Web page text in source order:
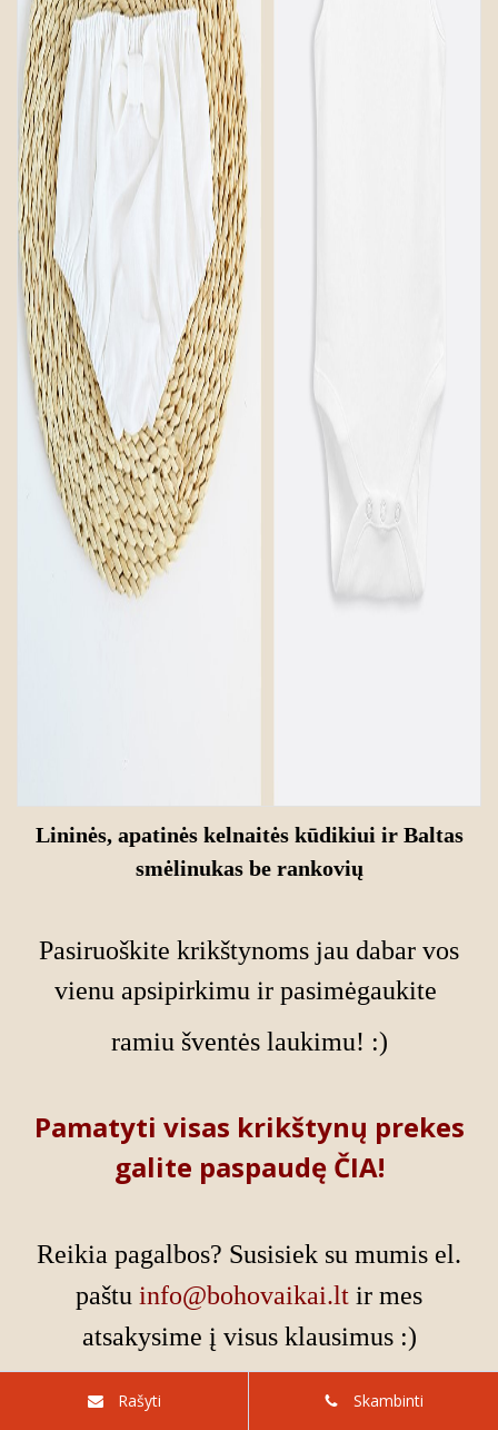
Lininės, apatinės kelnaitės kūdikiuiir Baltas
smėlinukas be rankovių
Pasiruoškite krikštynoms jau dabar vos
vienu apsipirkimu ir pasimėgaukite
ramiu šventės laukimu! :)
Pamatyti visas krikštynų prekes
galite paspaudę ČIA!
Reikia pagalbos? Susisiek su mumis el.
paštu info@bohovaikai.lt ir mes
atsakysime į visus klausimus :)
Rašyti Skambinti